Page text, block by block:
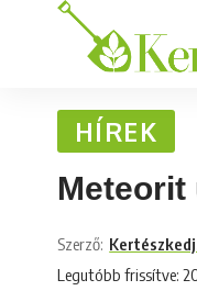
HÍREK
Legutóbb frissítve:
Szerző: